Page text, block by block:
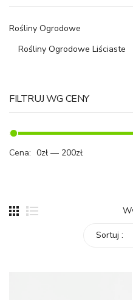
Rośliny Ogrodowe
Rośliny Ogrodowe Liściaste
FILTRUJ WG CENY
Cena: 0zł — 200zł
Sortuj :